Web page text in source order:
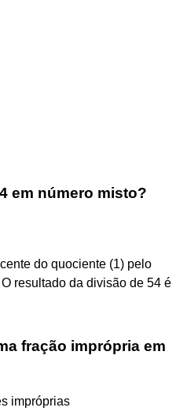
em número misto?
do quociente (1) pelo
resultado da divisão de 54 é
fração imprópria em
impróprias